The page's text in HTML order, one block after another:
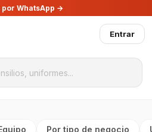
por WhatsApp →
Entrar
Por tipo de negocio